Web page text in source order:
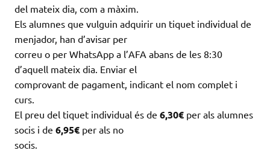
del mateix dia, com a màxim.
Els alumnes que vulguin adquirir un tiquet individual de
menjador, han d’avisar per
correu o per WhatsApp a l’AFA abans de les 8:30
d’aquell mateix dia. Enviar el
comprovant de pagament, indicant el nom complet i
curs.
El preu del tiquet individual és de 6,30€ per als alumnes
socis i de 6,95€ per als no
socis.